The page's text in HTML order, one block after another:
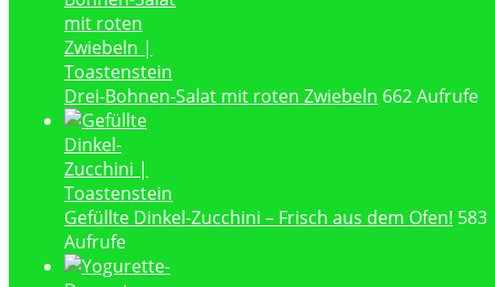
Drei-Bohnen-Salat mit roten Zwiebeln 662 Aufrufe
Gefüllte Dinkel-Zucchini – Frisch aus dem Ofen! 583
Aufrufe